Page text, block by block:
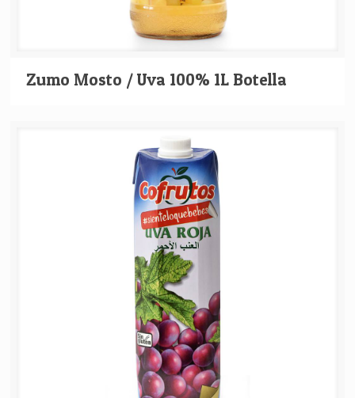
Zumo Mosto / Uva 100% 1L Botella